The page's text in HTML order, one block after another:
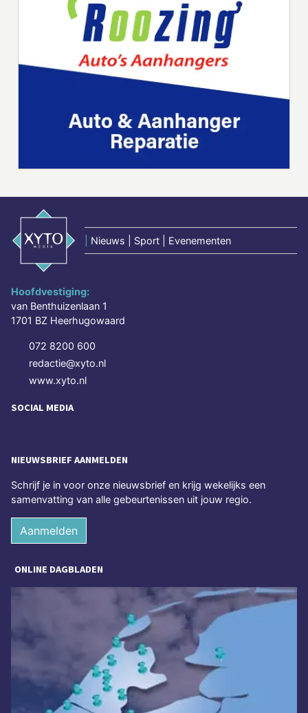
Nieuws | Sport | Evenementen
Hoofdvestiging:
van Benthuizenlaan 1
1701 BZ Heerhugowaard
072 8200 600
redactie@xyto.nl
www.xyto.nl
SOCIAL MEDIA
NIEUWSBRIEF AANMELDEN
Schrijf je in voor onze nieuwsbrief en krijg wekelijks een
samenvatting van alle gebeurtenissen uit jouw regio.
Aanmelden
ONLINE DAGBLADEN